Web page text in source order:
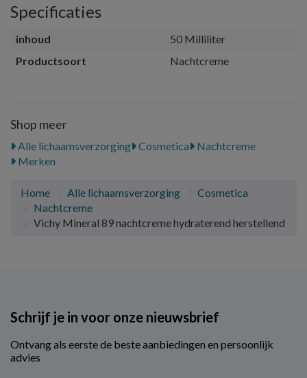
Specificaties
inhoud
50 Milliliter
Productsoort
Nachtcreme
Shop meer
Alle lichaamsverzorging Cosmetica
Nachtcreme
Merken
Home Alle lichaamsverzorging
Cosmetica
Nachtcreme
Vichy Mineral 89 nachtcreme hydraterend herstellend
Schrijf je in voor onze nieuwsbrief
Ontvang als eerste de beste aanbiedingen en persoonlijk
advies